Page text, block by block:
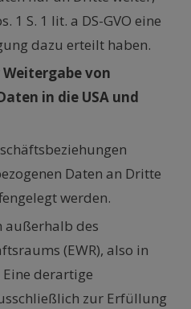
1 S. 1 lit. a DS-GVO eine
dazu erteilt haben.
von
in die USA und
Daten an Dritte
werden.
außerhalb des
(EWR), also in
derartige
zur Erfüllung